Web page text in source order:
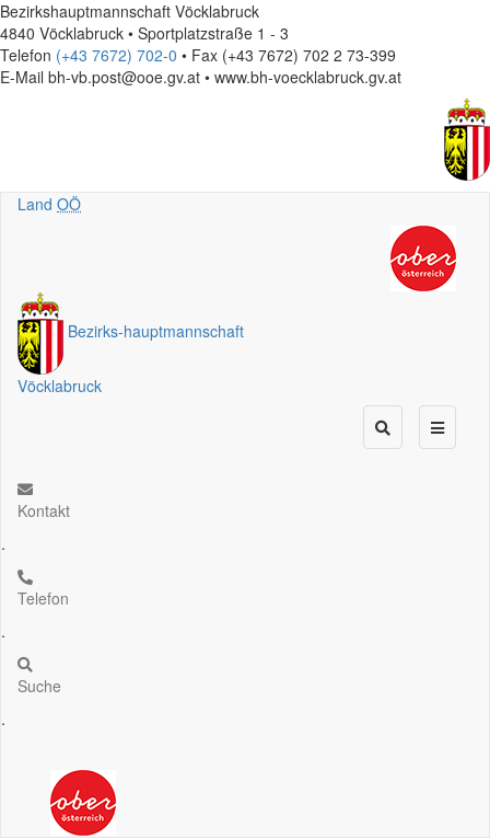
Bezirkshauptmannschaft Vöcklabruck
4840 Vöcklabruck • Sportplatzstraße 1 - 3
Telefon (+43 7672) 702-0 • Fax (+43 7672) 702 2 73-399
E-Mail bh-vb.post@ooe.gv.at • www.bh-voecklabruck.gv.at
Land OÖ
Bezirks-hauptmannschaft
Vöcklabruck
Kontakt
.
Telefon
.
Suche
.